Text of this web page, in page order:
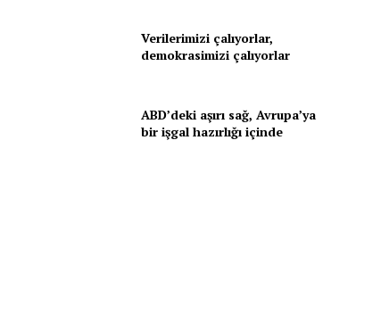
Verilerimizi çalıyorlar,
demokrasimizi çalıyorlar
ABD’deki aşırı sağ, Avrupa’ya
bir işgal hazırlığı içinde